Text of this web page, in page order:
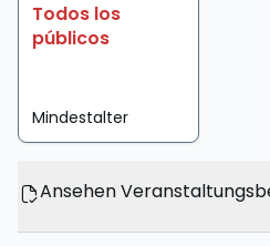
Todos los
públicos
Mindestalter
Ansehen